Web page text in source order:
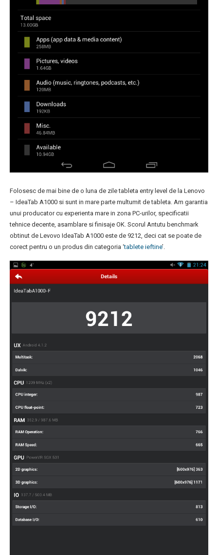
Folosesc de mai bine de o luna de zile tableta entry level de la Lenovo
– IdeaTab A1000 si sunt in mare parte multumit de tableta. Am garantia
unui producator cu experienta mare in zona PC-urilor, specificatii
tehnice decente, asamblare si finisaje OK. Scorul Antutu benchmark
obtinut de Levovo IdeaTab A1000 este de 9212, deci cat se poate de
corect pentru o un produs din categoria ‘tablete ieftine’.